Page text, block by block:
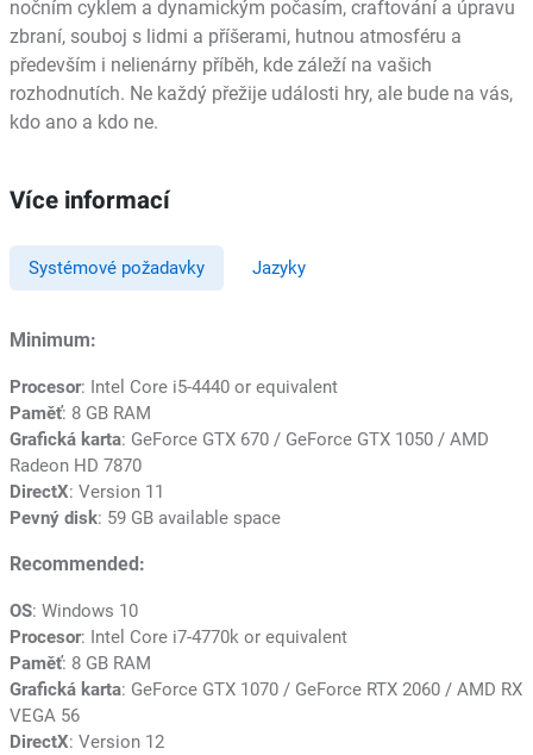
nočním cyklem a dynamickým počasím, craftování a úpravu
zbraní, souboj s lidmi a příšerami, hutnou atmosféru a
především i nelienárny příběh, kde záleží na vašich
rozhodnutích. Ne každý přežije události hry, ale bude na vás,
kdo ano a kdo ne.
Více informací
Systémové požadavky Jazyky
Minimum:
Procesor: Intel Core i5-4440 or equivalent
Paměť: 8 GB RAM
Grafická karta: GeForce GTX 670 / GeForce GTX 1050 / AMD
Radeon HD 7870
DirectX: Version 11
Pevný disk: 59 GB available space
Recommended:
OS: Windows 10
Procesor: Intel Core i7-4770k or equivalent
Paměť: 8 GB RAM
Grafická karta: GeForce GTX 1070 / GeForce RTX 2060 / AMD RX
VEGA 56
DirectX: Version 12